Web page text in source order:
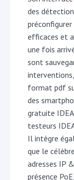
des
efficaces et
une fois
sont
format pdf
des
gratuite
testeurs
Il intègre
que le
adresses IP
présence